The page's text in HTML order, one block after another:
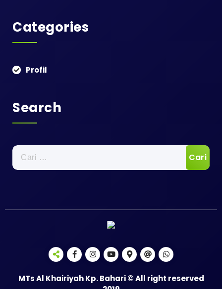
Categories
Profil
Search
Cari
untuk:
MTs Al Khairiyah Kp. Bahari © All right reserved